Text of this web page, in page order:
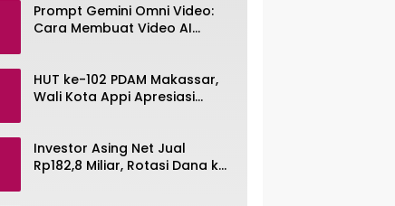
Prompt Gemini Omni Video:
Cara Membuat Video AI
HUT ke-102 PDAM Makassar,
Wali Kota Appi Apresiasi
Investor Asing Net Jual
Rp182,8 Miliar, Rotasi Dana ke